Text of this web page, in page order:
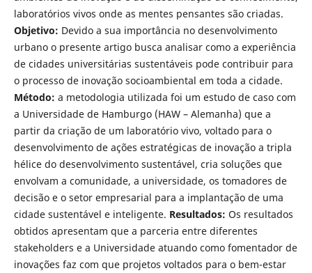
laboratórios vivos onde as mentes pensantes são criadas.
Objetivo: Devido a sua importância no desenvolvimento
urbano o presente artigo busca analisar como a experiência
de cidades universitárias sustentáveis pode contribuir para
o processo de inovação socioambiental em toda a cidade.
Método: a metodologia utilizada foi um estudo de caso com
a Universidade de Hamburgo (HAW – Alemanha) que a
partir da criação de um laboratório vivo, voltado para o
desenvolvimento de ações estratégicas de inovação a tripla
hélice do desenvolvimento sustentável, cria soluções que
envolvam a comunidade, a universidade, os tomadores de
decisão e o setor empresarial para a implantação de uma
cidade sustentável e inteligente. Resultados: Os resultados
obtidos apresentam que a parceria entre diferentes
stakeholders e a Universidade atuando como fomentador de
inovações faz com que projetos voltados para o bem-estar